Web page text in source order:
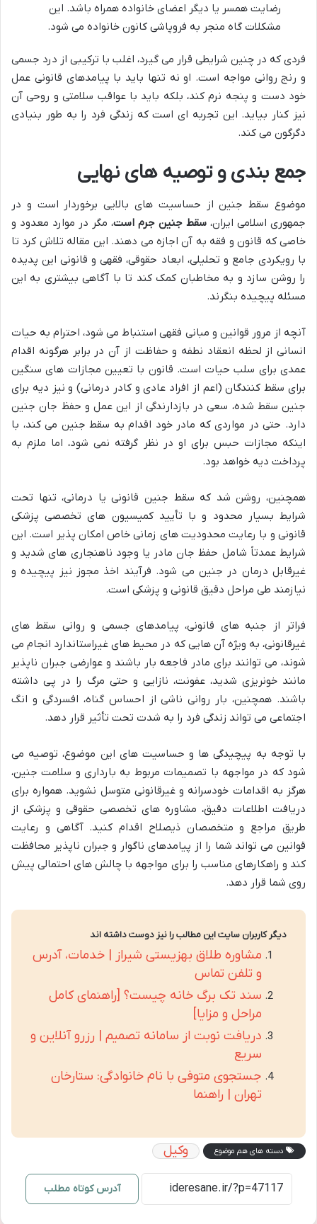
رضایت همسر یا دیگر اعضای خانواده همراه باشد. این
مشکلات گاه منجر به فروپاشی کانون خانواده می شود.
فردی که در چنین شرایطی قرار می گیرد، اغلب با ترکیبی از درد جسمی
و رنج روانی مواجه است. او نه تنها باید با پیامدهای قانونی عمل
خود دست و پنجه نرم کند، بلکه باید با عواقب سلامتی و روحی آن
نیز کنار بیاید. این تجربه ای است که زندگی فرد را به طور بنیادی
دگرگون می کند.
جمع بندی و توصیه های نهایی
موضوع سقط جنین از حساسیت های بالایی برخوردار است و در
جمهوری اسلامی ایران، سقط جنین جرم است، مگر در موارد معدود و
خاصی که قانون و فقه به آن اجازه می دهند. این مقاله تلاش کرد تا
با رویکردی جامع و تحلیلی، ابعاد حقوقی، فقهی و قانونی این پدیده
را روشن سازد و به مخاطبان کمک کند تا با آگاهی بیشتری به این
مسئله پیچیده بنگرند.
آنچه از مرور قوانین و مبانی فقهی استنباط می شود، احترام به حیات
انسانی از لحظه انعقاد نطفه و حفاظت از آن در برابر هرگونه اقدام
عمدی برای سلب حیات است. قانون با تعیین مجازات های سنگین
برای سقط کنندگان (اعم از افراد عادی و کادر درمانی) و نیز دیه برای
جنین سقط شده، سعی در بازدارندگی از این عمل و حفظ جان جنین
دارد. حتی در مواردی که مادر خود اقدام به سقط جنین می کند، با
اینکه مجازات حبس برای او در نظر گرفته نمی شود، اما ملزم به
پرداخت دیه خواهد بود.
همچنین، روشن شد که سقط جنین قانونی یا درمانی، تنها تحت
شرایط بسیار محدود و با تأیید کمیسیون های تخصصی پزشکی
قانونی و با رعایت محدودیت های زمانی خاص امکان پذیر است. این
شرایط عمدتاً شامل حفظ جان مادر یا وجود ناهنجاری های شدید و
غیرقابل درمان در جنین می شود. فرآیند اخذ مجوز نیز پیچیده و
نیازمند طی مراحل دقیق قانونی و پزشکی است.
فراتر از جنبه های قانونی، پیامدهای جسمی و روانی سقط های
غیرقانونی، به ویژه آن هایی که در محیط های غیراستاندارد انجام می
شوند، می توانند برای مادر فاجعه بار باشند و عوارضی جبران ناپذیر
مانند خونریزی شدید، عفونت، نازایی و حتی مرگ را در پی داشته
باشند. همچنین، بار روانی ناشی از احساس گناه، افسردگی و انگ
اجتماعی می تواند زندگی فرد را به شدت تحت تأثیر قرار دهد.
با توجه به پیچیدگی ها و حساسیت های این موضوع، توصیه می
شود که در مواجهه با تصمیمات مربوط به بارداری و سلامت جنین،
هرگز به اقدامات خودسرانه و غیرقانونی متوسل نشوید. همواره برای
دریافت اطلاعات دقیق، مشاوره های تخصصی حقوقی و پزشکی از
طریق مراجع و متخصصان ذیصلاح اقدام کنید. آگاهی و رعایت
قوانین می تواند شما را از پیامدهای ناگوار و جبران ناپذیر محافظت
کند و راهکارهای مناسب را برای مواجهه با چالش های احتمالی پیش
روی شما قرار دهد.
دیگر کاربران سایت این مطالب را نیز دوست داشته اند
مشاوره طلاق بهزیستی شیراز | خدمات، آدرس
و تلفن تماس
سند تک برگ خانه چیست؟ [راهنمای کامل
مراحل و مزایا]
دریافت نوبت از سامانه تصمیم | رزرو آنلاین و
سریع
جستجوی متوفی با نام خانوادگی: ستارخان
تهران | راهنما
دسته های هم موضوع وکیل
آدرس کوتاه مطلب